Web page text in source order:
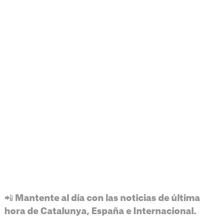
📲 Mantente al día con las noticias de última
hora de Catalunya, España e Internacional.